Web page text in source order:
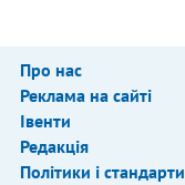
Про нас
Реклама на сайті
Івенти
Редакція
Політики і стандарти